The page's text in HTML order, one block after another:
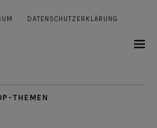
DATENSCHUTZERKLÄRUNG
THEMEN